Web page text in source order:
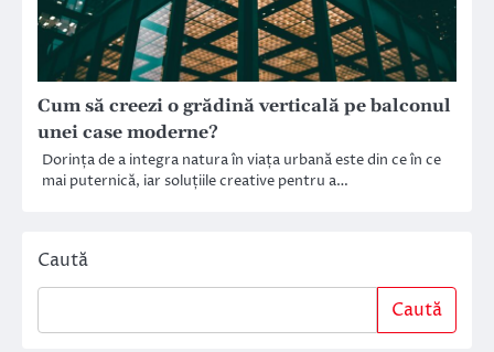
Cum să creezi o grădină verticală pe balconul
unei case moderne?
Dorința de a integra natura în viața urbană este din ce în ce
mai puternică, iar soluțiile creative pentru a…
Caută
Caută